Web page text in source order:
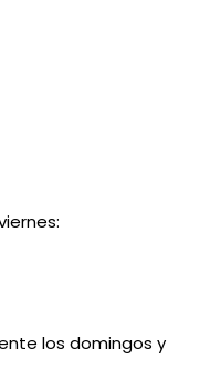
los domingos y